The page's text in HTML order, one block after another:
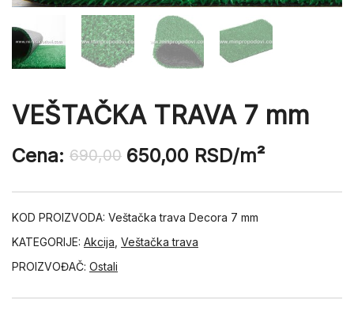
VEŠTAČKA TRAVA 7 mm
Cena: 690,00 650,00 RSD/m²
KOD PROIZVODA: Veštačka trava Decora 7 mm
KATEGORIJE: Akcija Veštačka trava
PROIZVOĐAČ: Ostali